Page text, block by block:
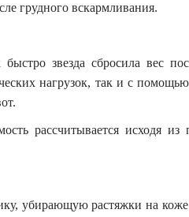
грудного вскармливания.
звезда сбросила вес
нагрузок, так и с помощью
рассчитывается исходя
убирающую растяжки на